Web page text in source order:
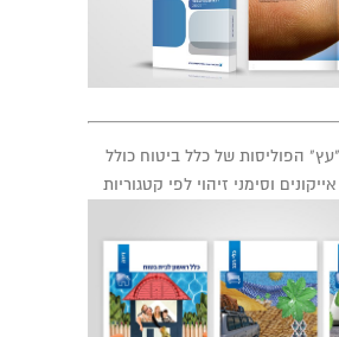
"עץ" הפוליסות של כלל ביטוח כולל
וסימני זיהוי לפי קטגוריות